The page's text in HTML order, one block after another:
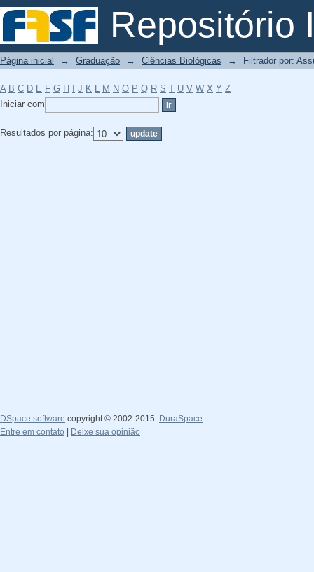
Repositório
Filtrador por: Assunto
Página inicial → Graduação → Ciências Biológicas → Filtrador por:
A B C D E F G H J K L M N O P Q R S T U V W X Y Z
Iniciar com
Resultados por página:
DSpace software copyright © 2002-2015
DuraSpace
Entre em contato
Deixe sua opinião